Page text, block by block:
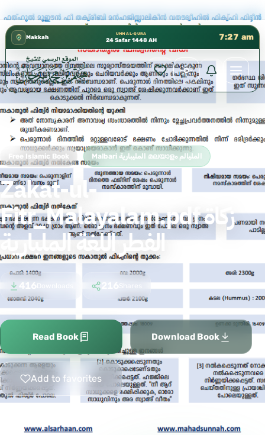
Makkah
UMM AL-QURA
24 Safar 1448 AH 7:27 am
Home› Malbari المليبارية മലയാളം المليالم
Free Islamic Book Malbari المليبارية മലയാളം المليالم
Zakat-ul-
Fitr_Malayalam.pdf زكاة
الفطر اللغة الملبارية
416 Downloads 216 Shares
Read Book Download Book
Add to favorites